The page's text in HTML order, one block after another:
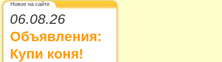
Новое на сайте
06.08.26
Объявления:
Купи коня!